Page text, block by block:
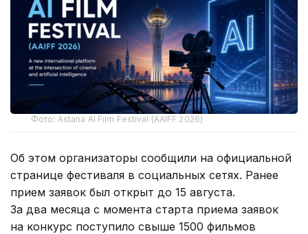
Фото: Astana AI Film Festival (AAIFF 2026)
Об этом организаторы сообщили на официальной
странице фестиваля в социальных сетях. Ранее
прием заявок был открыт до 15 августа.
За два месяца с момента старта приема заявок
на конкурс поступило свыше 1500 фильмов